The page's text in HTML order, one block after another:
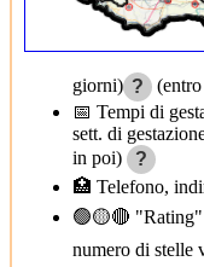
giorni) ?
📅 Tempi di
sett. di
in poi)
?
🏥 Telefono,
🟢🟡🔴
numero di stelle